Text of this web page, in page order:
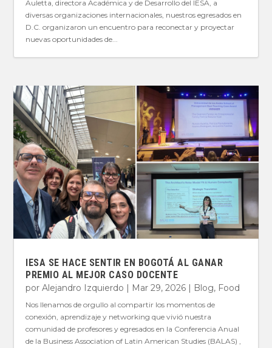
Auletta, directora Académica y de Desarrollo del IESA, a
diversas organizaciones internacionales, nuestros egresados en
D.C. organizaron un encuentro para reconectar y proyectar
nuevas oportunidades de...
IESA SE HACE SENTIR EN BOGOTÁ AL GANAR
PREMIO AL MEJOR CASO DOCENTE
porAlejandro Izquierdo Mar 29, 2026 Blog, Food
Nos llenamos de orgullo al compartir los momentos de
conexión, aprendizaje y networking que vivió nuestra
comunidad de profesores y egresados en la Conferencia Anual
de la Business Association of Latin American Studies (BALAS) ,